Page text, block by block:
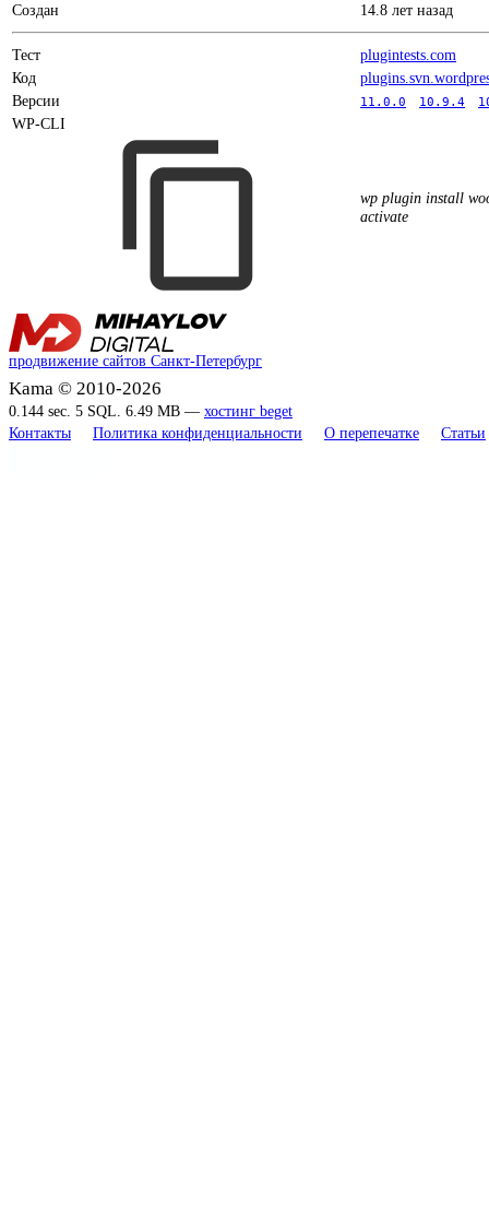
Создан 14.8 лет назад
Тест
plugintests.com
Код
Версии
11.0.0 10.9.4
WP-CLI
wp plugin install
activate
продвижение сайтов Санкт-Петербург
Kama © 2010-2026
0.144 sec. 5 SQL. 6.49 MB — хостинг beget
Контакты
Политика конфиденциальности О перепечатке Статьи